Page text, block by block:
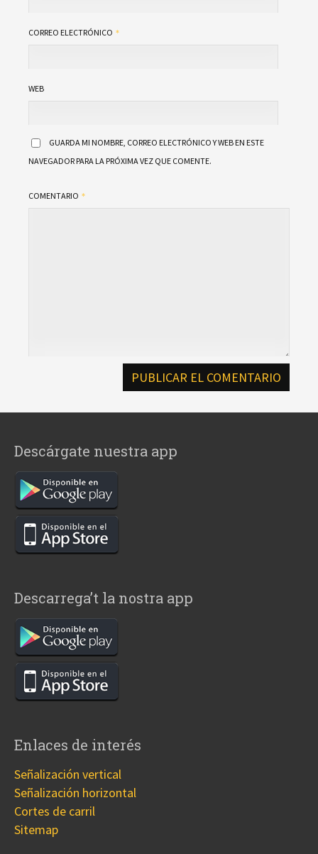
CORREO ELECTRÓNICO
WEB
GUARDA MI NOMBRE, CORREO ELECTRÓNICO Y WEB EN ESTE
NAVEGADOR PARA LA PRÓXIMA VEZ QUE COMENTE.
COMENTARIO
Descárgate nuestra app
Descarrega’t la nostra app
Enlaces de interés
Señalización vertical
Señalización horizontal
Cortes de carril
Sitemap